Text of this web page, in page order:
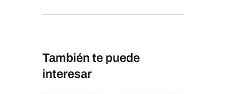
También te puede
interesar